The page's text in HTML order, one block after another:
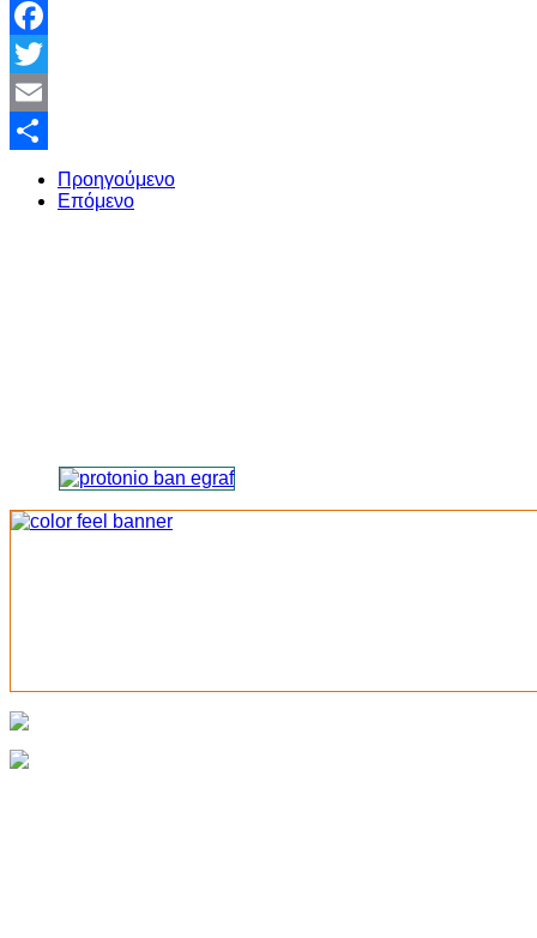
Facebook
Twitter
Email
Share
Προηγούμενο
Επόμενο